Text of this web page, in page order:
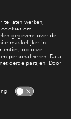
aan
nieuws en